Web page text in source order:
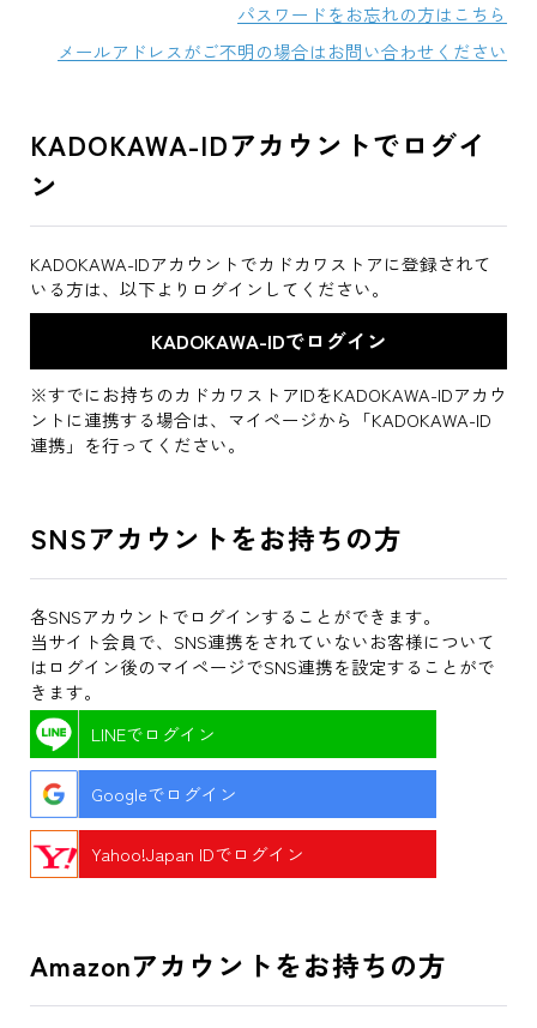
パスワードをお忘れの方はこちら
メールアドレスがご不明の場合はお問い合わせください
KADOKAWA-IDアカウントでログイ
ン
KADOKAWA-IDアカウントでカドカワストアに登録されて
いる方は、以下よりログインしてください。
※すでにお持ちのカドカワストアIDをKADOKAWA-IDアカウ
ントに連携する場合は、マイページから「KADOKAWA-ID
連携」を行ってください。
SNSアカウントをお持ちの方
各SNSアカウントでログインすることができます。
当サイト会員で、SNS連携をされていないお客様について
はログイン後のマイページでSNS連携を設定することがで
きます。
LINEでログイン
Googleでログイン
Yahoo!Japan IDでログイン
Amazonアカウントをお持ちの方